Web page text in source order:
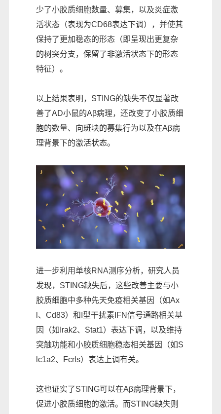
少了小胶质细胞数量、募集，以及炎症激
活状态（表现为CD68表达下调），并使其
保持了更加稳态的形态（即呈现出更复杂
的树突分支，保留了非激活状态下的形态
特征）。
以上结果表明，STING的缺失不仅显著改
善了AD小鼠的Aβ病理，还改变了小胶质细
胞的数量、向斑块的募集行为以及在Aβ病
理背景下的激活状态。
进一步利用单核RNA测序分析，研究人员
发现，STING缺失后，这些改善主要与小
胶质细胞中多种先天免疫相关基因（如Ax
l、Cd83）和I型干扰素IFN信号通路相关基
因（如Irak2、Stat1）表达下调，以及维持
突触功能和小胶质细胞稳态相关基因（如S
lc1a2、Fcrls）表达上调有关。
这也证实了STING可以在Aβ病理背景下，
促进小胶质细胞的激活。而STING缺失则